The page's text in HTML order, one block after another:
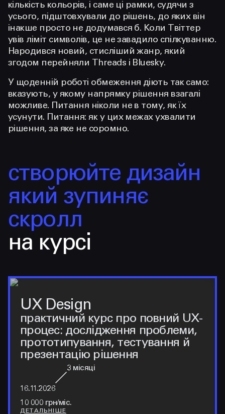
кількість кольорів, і саме ці рамки, судячи з
усього, підштовхували до рішень, до яких він
інакше просто не додумався б. Коли Твіттер
увів ліміт символів, це не завадило спілкуванню.
Народився новий, стисліший жанр, який
згодом перейняли Threads і Bluesky.
У щоденній роботі обмеження діють так само:
вказують, у якому напрямку рішення взагалі
можливе. Питання ніколи не в тому, як їх
усунути. Питання: як у цих межах ухвалити
рішення, за яке не соромно.
створюйте дизайн
який зупиняє
скролл
на курсі
UX Design
практичний курс про повний UX-
процес: дослідження проблеми,
прототипування, тестування й
презентацію рішення
16.11.2026
3 місяці
10 000 грн/міс.
ДЕТАЛЬНІШЕ